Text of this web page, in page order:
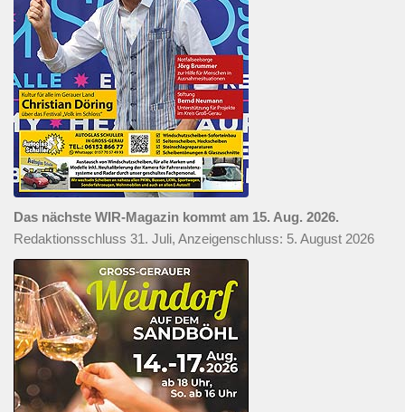
Das nächste WIR-Magazin kommt am 15. Aug. 2026.
Redaktionsschluss 31. Juli, Anzeigenschluss: 5. August 2026